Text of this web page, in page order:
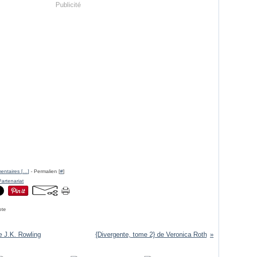
Publicité
[ ] - Permalien [#]
J.K. Rowling {Divergente, tome 2} de Veronica Roth